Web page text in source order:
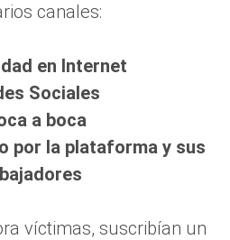
canales:
en Internet
Sociales
a boca
por la plataforma y sus
víctimas, suscribían un